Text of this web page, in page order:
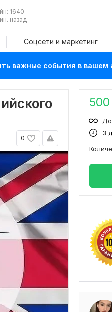
1640
назад
Соцсети и маркетинг
важные события в вашем
0
500
3